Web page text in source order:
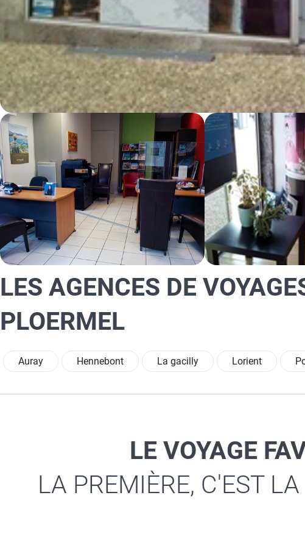
LES AGENCES DE
PLOERMEL
Auray Hennebont La gacilly Lorient
LE VOYAGE
LA PREMIÈRE, C'EST